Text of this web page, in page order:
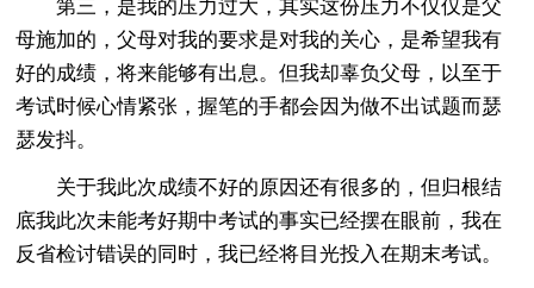
第三，是我的压力过大，其实这份压力不仅仅是父
母施加的，父母对我的要求是对我的关心，是希望我有
好的成绩，将来能够有出息。但我却辜负父母，以至于
考试时候心情紧张，握笔的手都会因为做不出试题而瑟
瑟发抖。
关于我此次成绩不好的原因还有很多的，但归根结
底我此次未能考好期中考试的事实已经摆在眼前，我在
反省检讨错误的同时，我已经将目光投入在期末考试。